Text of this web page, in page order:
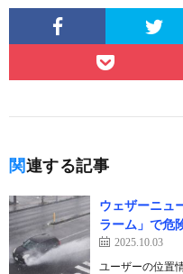
関連する記事
ウェザーニュ
ラーム」で危
2025.10.03
ユーザーの位置